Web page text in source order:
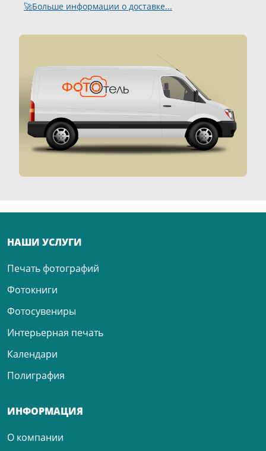
🚀Больше информации о доставке...
НАШИ УСЛУГИ
Печать фотографий
Фотокниги
Фотосувениры
Интерьерная печать
Календари
Полиграфия
ИНФОРМАЦИЯ
О компании